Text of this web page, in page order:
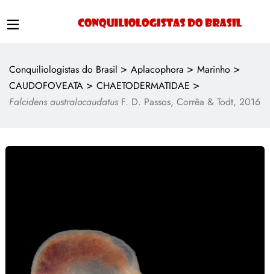
Conquiliologistas do Brasil > Aplacophora > Marinho >
CAUDOFOVEATA > CHAETODERMATIDAE >
Falcidens australocaudatus F. D. Passos, Corrêa & Todt, 2016